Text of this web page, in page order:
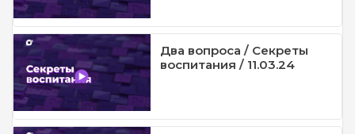
Два вопроса / Секреты
воспитания / 11.03.24